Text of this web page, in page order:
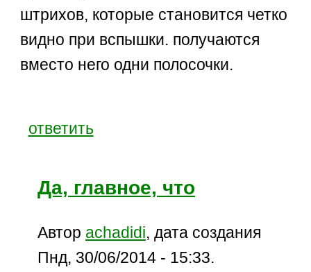
штрихов, которые становится четко
видно при вспышки. получаются
вместо него одни полосочки.
ответить
Да, главное, что
Автор achadidi, дата создания
Пнд, 30/06/2014 - 15:33.